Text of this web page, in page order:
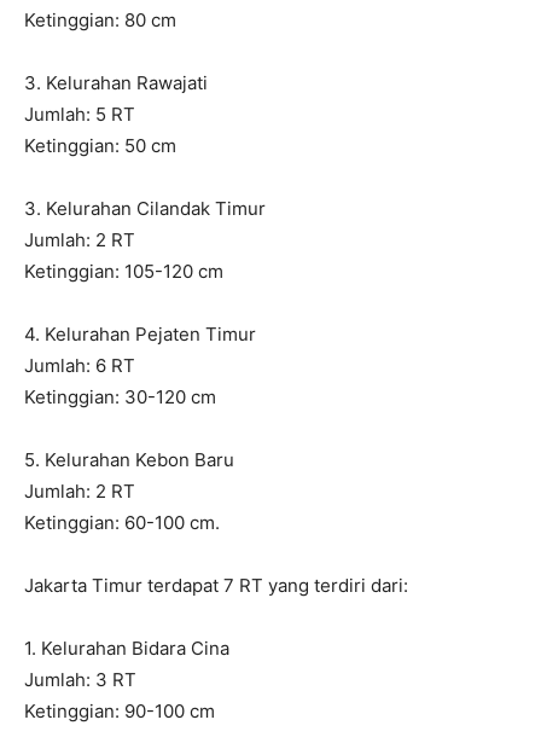
Ketinggian: 80 cm
3. Kelurahan Rawajati
Jumlah: 5 RT
Ketinggian: 50 cm
3. Kelurahan Cilandak Timur
Jumlah: 2 RT
Ketinggian: 105-120 cm
4. Kelurahan Pejaten Timur
Jumlah: 6 RT
Ketinggian: 30-120 cm
5. Kelurahan Kebon Baru
Jumlah: 2 RT
Ketinggian: 60-100 cm.
Jakarta Timur terdapat 7 RT yang terdiri dari:
1. Kelurahan Bidara Cina
Jumlah: 3 RT
Ketinggian: 90-100 cm